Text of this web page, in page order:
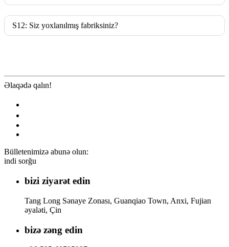
S12: Siz yoxlanılmış fabriksiniz?
Əlaqədə qalın!
Bülletenimizə abunə olun:
indi sorğu
bizi ziyarət edin
Tang Long Sənaye Zonası, Guanqiao Town, Anxi, Fujian
əyaləti, Çin
bizə zəng edin